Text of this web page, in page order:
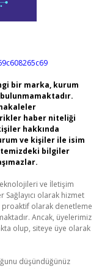
bir marka, kurum
haber niteliği
hakkında
ve kişiler ile isim
bilgiler
ve İletişim
Sağlayıcı olarak hizmet
olarak denetleme
Ancak, üyelerimiz
olup, siteye üye olarak
düşündüğünüz